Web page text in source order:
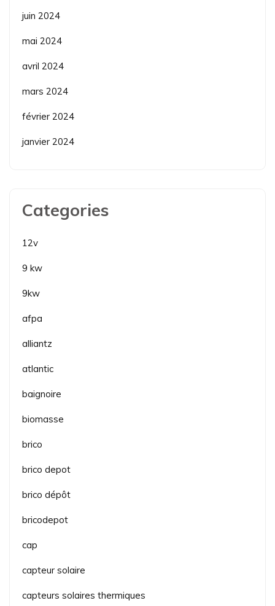
juin 2024
mai 2024
avril 2024
mars 2024
février 2024
janvier 2024
Categories
12v
9 kw
9kw
afpa
alliantz
atlantic
baignoire
biomasse
brico
brico depot
brico dépôt
bricodepot
cap
capteur solaire
capteurs solaires thermiques